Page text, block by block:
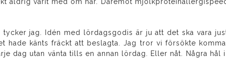
aldrig varit med om här. Däremot
tycker jag. Idén med lördagsgodis är ju att det ska vara
hade känts fräckt att beslagta. Jag tror vi försökte
dag utan vänta tills en annan lördag. Eller nåt. Några